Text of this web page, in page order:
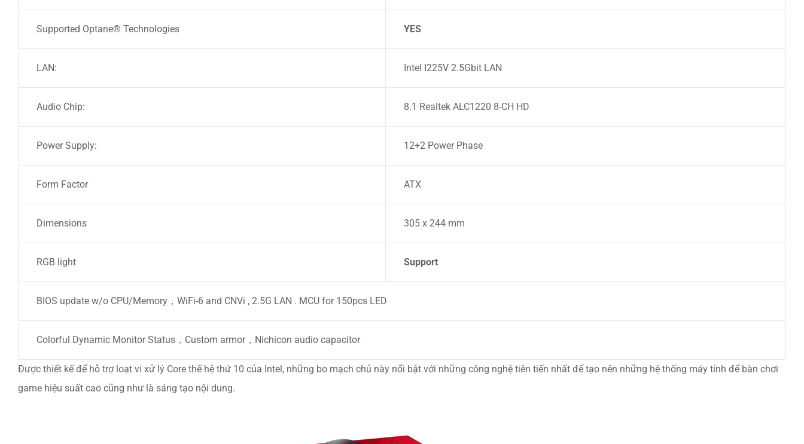
Supported Optane® Technologies YES
LAN: Intel I225V 2.5Gbit LAN
Audio Chip: 8.1 Realtek ALC1220 8-CH HD
Power Supply: 12+2 Power Phase
Form Factor ATX
Dimensions 305 x 244 mm
RGB light Support
BIOS update w/o CPU/Memory，WiFi-6 and CNVi , 2.5G LAN . MCU for 150pcs LED
Colorful Dynamic Monitor Status，Custom armor，Nichicon audio capacitor
Được thiết kế để hỗ trợ loạt vi xử lý Core thế hệ thứ 10 của Intel, những bo mạch chủ này nổi bật với những công nghệ tiên tiến nhất để tạo nên những hệ thống máy tính để bàn chơi
game hiệu suất cao cũng như là sáng tạo nội dung.